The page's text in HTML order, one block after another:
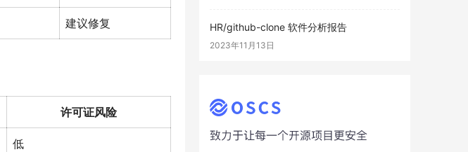
建议修复
许可证风险
低
HR/github-clone 软件分析报告
2023年11月13日